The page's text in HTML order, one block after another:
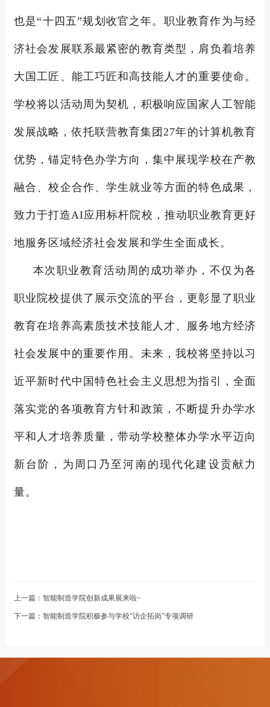
也是“十四五”规划收官之年。职业教育作为与经
济社会发展联系最紧密的教育类型，肩负着培养
大国工匠、能工巧匠和高技能人才的重要使命。
学校将以活动周为契机，积极响应国家人工智能
发展战略，依托联营教育集团27年的计算机教育
优势，锚定特色办学方向，集中展现学校在产教
融合、校企合作、学生就业等方面的特色成果，
致力于打造AI应用标杆院校，推动职业教育更好
地服务区域经济社会发展和学生全面成长。
本次职业教育活动周的成功举办，不仅为各
职业院校提供了展示交流的平台，更彰显了职业
教育在培养高素质技术技能人才、服务地方经济
社会发展中的重要作用。未来，我校将坚持以习
近平新时代中国特色社会主义思想为指引，全面
落实党的各项教育方针和政策，不断提升办学水
平和人才培养质量，带动学校整体办学水平迈向
新台阶，为周口乃至河南的现代化建设贡献力
量。
上一篇： 智能制造学院创新成果展来啦~
下一篇： 智能制造学院积极参与学校“访企拓岗”专项调研